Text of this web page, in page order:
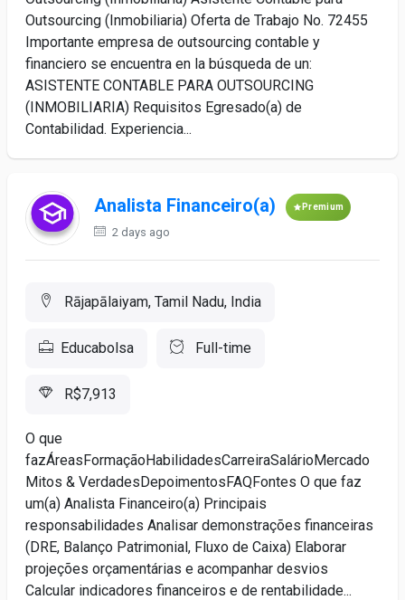
Outsourcing (Inmobiliaria) Oferta de Trabajo No. 72455
Importante empresa de outsourcing contable y
financiero se encuentra en la búsqueda de un:
ASISTENTE CONTABLE PARA OUTSOURCING
(INMOBILIARIA) Requisitos Egresado(a) de
Contabilidad. Experiencia...
Analista Financeiro(a) Premium
2 days ago
Rājapālaiyam, Tamil Nadu, India
Educabolsa Full-time
R$7,913
O que
fazÁreasFormaçãoHabilidadesCarreiraSalárioMercado
Mitos & VerdadesDepoimentosFAQFontes O que faz
um(a) Analista Financeiro(a) Principais
responsabilidades Analisar demonstrações financeiras
(DRE, Balanço Patrimonial, Fluxo de Caixa) Elaborar
projeções orçamentárias e acompanhar desvios
Calcular indicadores financeiros e de rentabilidade...